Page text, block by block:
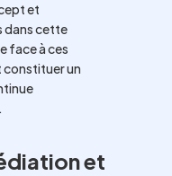
et
dans cette
face à ces
constituer un
et